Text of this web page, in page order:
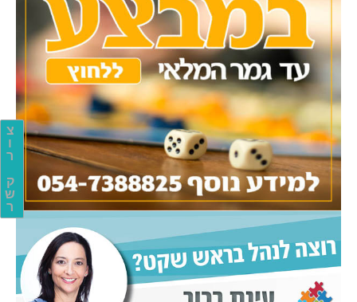
צ
ו
ר
ק
ש
ר